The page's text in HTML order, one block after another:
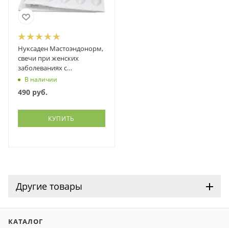
Нуксаден Мастоэндонорм,
свечи при женских
заболеваниях с
гормональной
дисфункцией, Фитэко, 10
шт
В наличии
490 руб.
КУПИТЬ
Другие товары
КАТАЛОГ